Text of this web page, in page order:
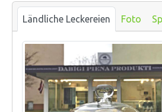
Ländliche Leckereien Foto